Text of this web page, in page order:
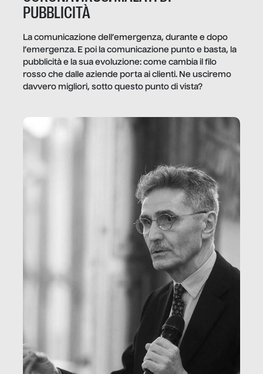
PUBBLICITÀ
La comunicazione dell’emergenza, durante e dopo
l’emergenza. E poi la comunicazione punto e basta, la
pubblicità e la sua evoluzione: come cambia il filo
rosso che dalle aziende porta ai clienti. Ne usciremo
davvero migliori, sotto questo punto di vista?